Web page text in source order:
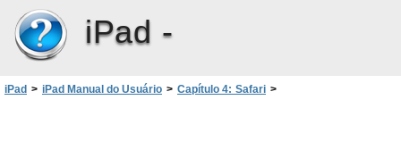
iPad -
iPad > iPad Manual do Usuário > Capítulo 4: Safari >